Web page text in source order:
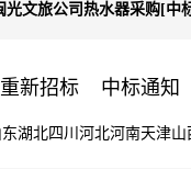
光文旅公司热水器采购[中
重新招标 中标通知
湖北四川 河北河南天津山